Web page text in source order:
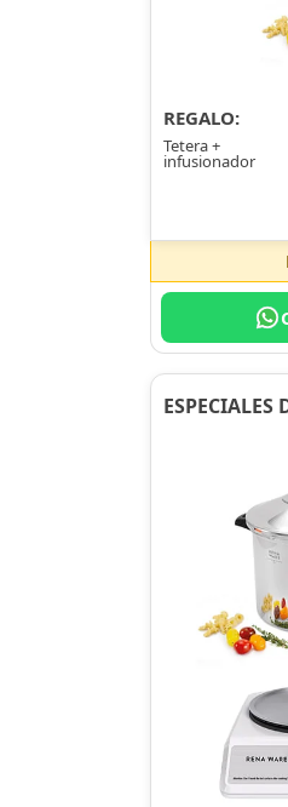
REGALO:
Tetera +
infusionador
ESPECIALES